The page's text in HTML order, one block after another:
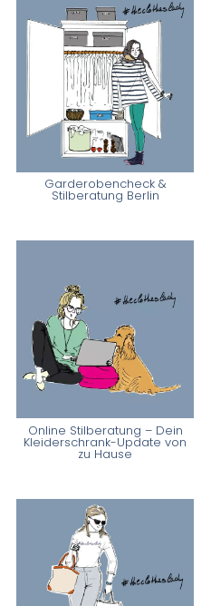
Garderobencheck &
Stilberatung Berlin
Online Stilberatung – Dein
Kleiderschrank-Update von
zu Hause